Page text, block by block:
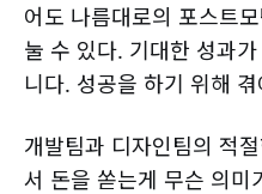
어도 나름대로의 포스트
눌 수 있다. 기대한 성과
니다. 성공을 하기 위해
개발팀과 디자인팀의 적
서 돈을 쏟는게 무슨 의미